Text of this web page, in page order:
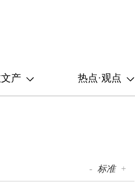
产 热点·观点
- 标准 +